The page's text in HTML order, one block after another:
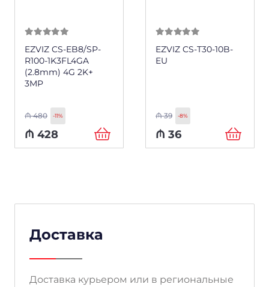
EZVIZ CS-EB8/SP-
R100-1K3FL4GA
(2.8mm) 4G 2K+
3MP
₼480 -11%
₼ 428
EZVIZ CS-T30-10B-
EU
₼39 -8%
₼ 36
Доставка
Доставка курьером или в региональные